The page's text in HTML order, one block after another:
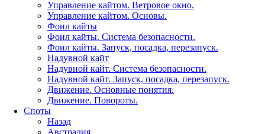
Управление кайтом. Ветровое окно.
Управление кайтом. Основы.
Фоил кайты
Фоил кайты. Система безопасности.
Фоил кайты. Запуск, посадка, перезапуск.
Надувной кайт
Надувной кайт. Система безопасности.
Надувной кайт. Запуск, посадка, перезапуск.
Движение. Основные понятия.
Движение. Повороты.
Споты
Назад